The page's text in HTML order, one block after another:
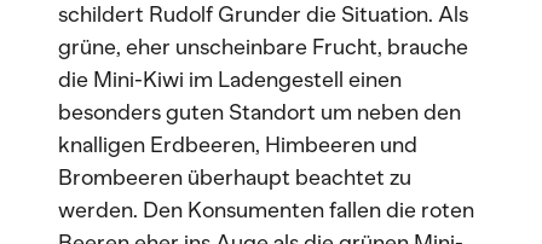
schildert Rudolf Grunder die Situation. Als
grüne, eher unscheinbare Frucht, brauche
die Mini-Kiwi im Ladengestell einen
besonders guten Standort um neben den
knalligen Erdbeeren, Himbeeren und
Brombeeren überhaupt beachtet zu
werden. Den Konsumenten fallen die roten